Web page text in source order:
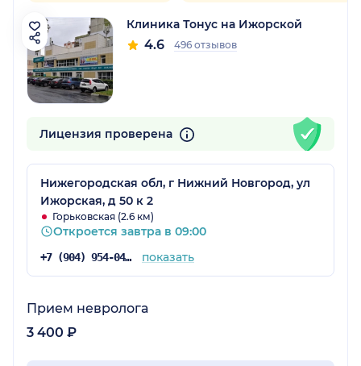
Клиника Тонус на Ижорской
4.6 496 отзывов
Лицензия проверена
Нижегородская обл, г Нижний Новгород, ул
Ижорская, д 50 к 2
Горьковская (2.6 км)
Откроется завтра в 09:00
+7 (904) 954-04-36 показать
Прием невролога
3 400 ₽